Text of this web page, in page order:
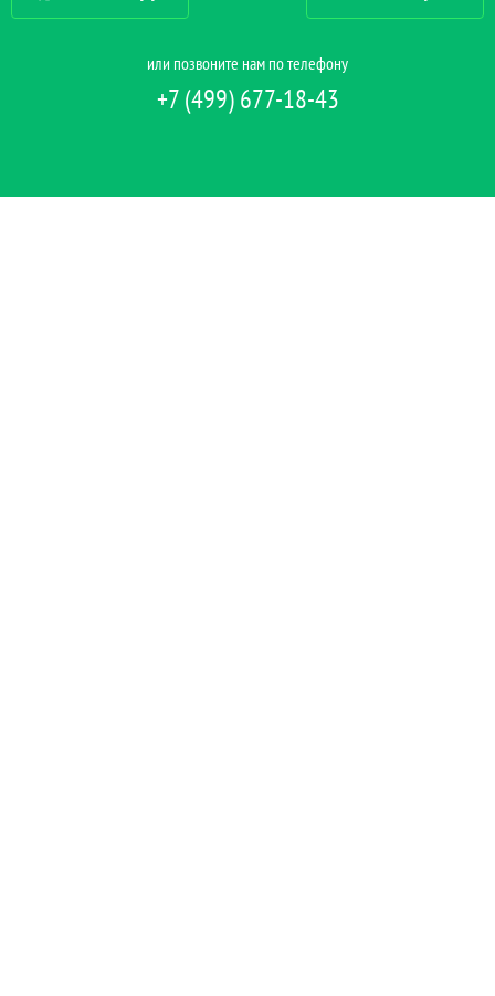
или позвоните нам по телефону
+7 (499) 677-18-43